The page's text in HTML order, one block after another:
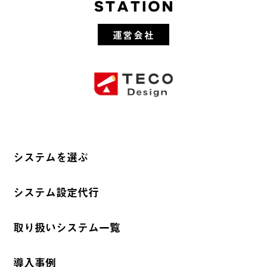
運営会社
システムを選ぶ
システム設定代行
取り扱いシステム一覧
導入事例